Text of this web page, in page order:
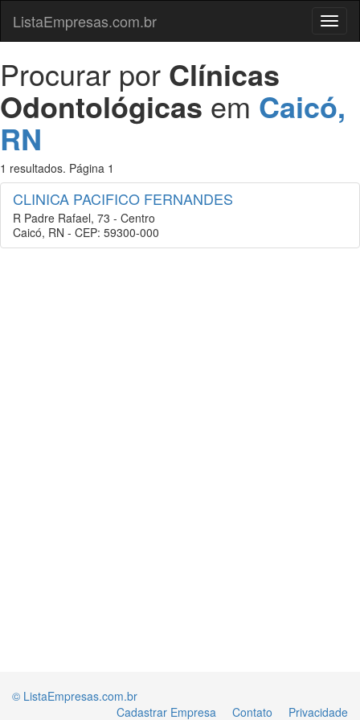
Menu
ListaEmpresas.com.br
Procurar por Clínicas
Odontológicas em Caicó,
RN
1 resultados. Página 1
CLINICA PACIFICO FERNANDES
R Padre Rafael, 73 - Centro
Caicó, RN - CEP: 59300-000
© ListaEmpresas.com.br
Cadastrar Empresa
Contato Privacidade